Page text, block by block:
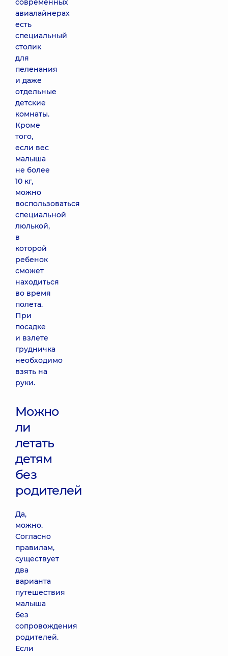
современных
авиалайнерах
есть
специальный
столик
для
пеленания
и даже
отдельные
детские
комнаты.
Кроме
того,
если вес
малыша
не более
10 кг,
можно
воспользоваться
специальной
люлькой,
в
которой
ребенок
сможет
находиться
во время
полета.
При
посадке
и взлете
грудничка
необходимо
взять на
руки.
Можно
ли
летать
детям
без
родителей
Да,
можно.
Согласно
правилам,
существует
два
варианта
путешествия
малыша
без
сопровождения
родителей.
Если